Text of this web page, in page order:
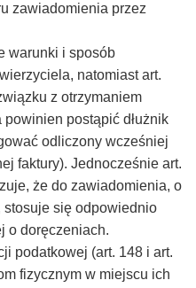
zawiadomienia przez
warunki i sposób
natomiast art.
z otrzymaniem
postąpić dłużnik
odliczony wcześniej
faktury). Jednocześnie art.
że do zawiadomienia, o
stosuje się odpowiednio
o doręczeniach.
podatkowej (art. 148 i art.
fizycznym w miejscu ich